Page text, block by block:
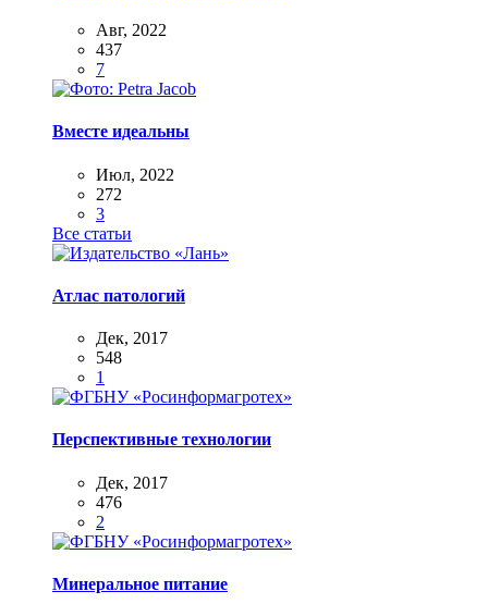
Авг, 2022
437
7
Вместе идеальны
Июл, 2022
272
3
Все статьи
Атлас патологий
Дек, 2017
548
1
Перспективные технологии
Дек, 2017
476
2
Минеральное питание